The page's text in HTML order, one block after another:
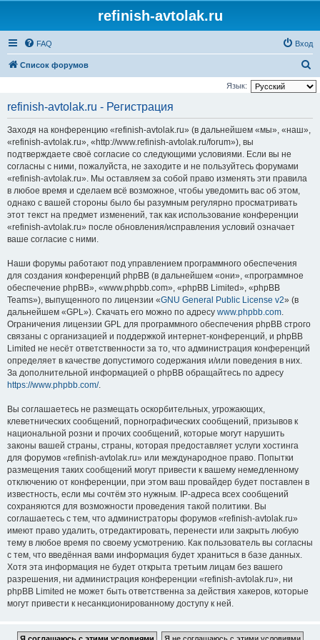
refinish-avtolak.ru
FAQ Вход
Список форумов
о
Язык:
refinish-avtolak.ru - Регистрация
Заходя на конференцию «refinish-avtolak.ru» (в дальнейшем «мы», «наш»,
«refinish-avtolak.ru», «http://www.refinish-avtolak.ru/forum»), вы
подтверждаете своё согласие со следующими условиями. Если вы не
согласны с ними, пожалуйста, не заходите и не пользуйтесь форумами
«refinish-avtolak.ru». Мы оставляем за собой право изменять эти правила
в любое время и сделаем всё возможное, чтобы уведомить вас об этом,
однако с вашей стороны было бы разумным регулярно просматривать
этот текст на предмет изменений, так как использование конференции
«refinish-avtolak.ru» после обновления/исправления условий означает
ваше согласие с ними.
Наши форумы работают под управлением программного обеспечения
для создания конференций phpBB (в дальнейшем «они», «программное
обеспечение phpBB», «www.phpbb.com», «phpBB Limited», «phpBB
Teams»), выпущенного по лицензии «GNU General Public License v2» (в
дальнейшем «GPL»). Скачать его можно по адресу www.phpbb.com.
Ограничения лицензии GPL для программного обеспечения phpBB строго
связаны с организацией и поддержкой интернет-конференций, и phpBB
Limited не несёт ответственности за то, что администрация конференций
определяет в качестве допустимого содержания и/или поведения в них.
За дополнительной информацией о phpBB обращайтесь по адресу
https://www.phpbb.com/.
Вы соглашаетесь не размещать оскорбительных, угрожающих,
клеветнических сообщений, порнографических сообщений, призывов к
национальной розни и прочих сообщений, которые могут нарушить
законы вашей страны, страны, которая предоставляет услуги хостинга
для форумов «refinish-avtolak.ru» или международное право. Попытки
размещения таких сообщений могут привести к вашему немедленному
отключению от конференции, при этом ваш провайдер будет поставлен в
известность, если мы сочтём это нужным. IP-адреса всех сообщений
сохраняются для возможности проведения такой политики. Вы
соглашаетесь с тем, что администраторы форумов «refinish-avtolak.ru»
имеют право удалить, отредактировать, перенести или закрыть любую
тему в любое время по своему усмотрению. Как пользователь вы согласны
с тем, что введённая вами информация будет храниться в базе данных.
Хотя эта информация не будет открыта третьим лицам без вашего
разрешения, ни администрация конференции «refinish-avtolak.ru», ни
phpBB Limited не может быть ответственна за действия хакеров, которые
могут привести к несанкционированному доступу к ней.